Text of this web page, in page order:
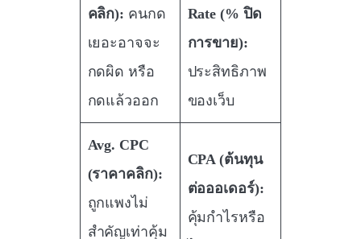
คลิก): คนกด
เยอะอาจจะ
กดผิด หรือ
กดแล้วออก
Rate (% ปิด
การขาย):
ประสิทธิภาพ
ของเว็บ
Avg. CPC
(ราคาคลิก):
ถูกแพงไม่
สำคัญเท่าคุ้ม
CPA (ต้นทุน
ต่อออเดอร์):
คุ้มกำไรหรือ